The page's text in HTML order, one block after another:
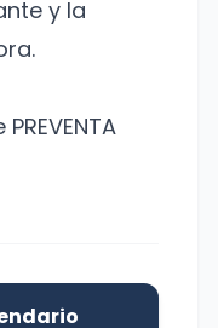
y la